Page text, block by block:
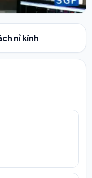
nỉ kính